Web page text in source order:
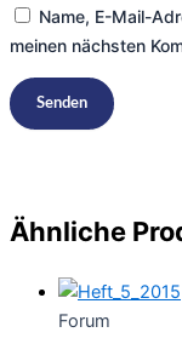
Name, E-Mail-
meinen nächsten
Ähnliche
Forum